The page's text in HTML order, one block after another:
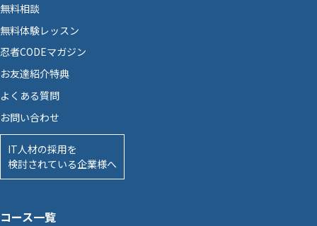
無料相談
無料体験レッスン
忍者CODEマガジン
お友達紹介特典
よくある質問
お問い合わせ
IT人材の採用を
検討されている企業様へ
コース一覧